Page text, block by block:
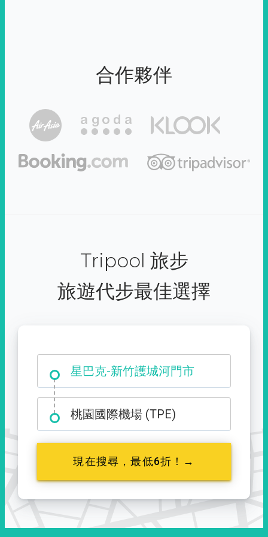
合作夥伴
Tripool 旅步
旅遊代步最佳選擇
星巴克-新竹護城河門市
大霸尖山登山口
桃園國際機場 (TPE)
現在搜尋，最低6折！→